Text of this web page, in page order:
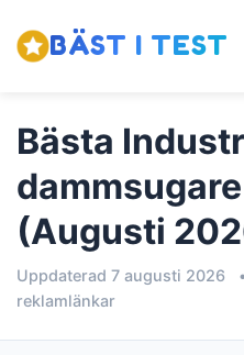
BÄST I TEST
Bästa
(Augusti
Uppdaterad 7 augusti 2026 •
reklamlänkar